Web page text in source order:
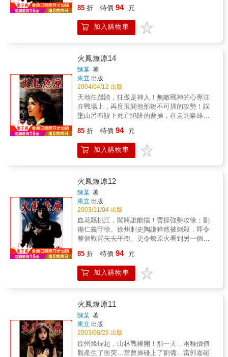
轉危為安？且看梟雄的磨練！
85 折 特價 94 元
加入購物車
火鳳燎原14
陳某 著
東立 出版
2004/04/12 出版
天地任踐踏，狂傲是神人！無敵戰神的心專注
在戰場上，再度展開他那銳不可擋的攻勢！誤
墜由呂布設下死亡陷阱的曹操，在走到梟雄絕
了！他們的目標會是呂布？曹操？還是另有目
的……？
85 折 特價 94 元
加入購物車
火鳳燎原12
陳某 著
東立 出版
2003/11/04 出版
血花飄桃江，闖將誰能擋！曹操強勢攻徐；劉
備仁義守徐。徐州刺史陶謙猝然被刺殺，即令
整個戰局失去平衡。更令燎原火看到另一個自
呂布率領的大軍反佔了曹操根據地，更欲乘漁
人之利揮軍徐州…。
85 折 特價 94 元
加入購物車
火鳳燎原11
陳某 著
東立 出版
2003/08/26 出版
徐州烽煙起，山林戰幔開！那一天，兩種價值
觀產生了衝突…當曹操碰上了劉備…當郭嘉碰